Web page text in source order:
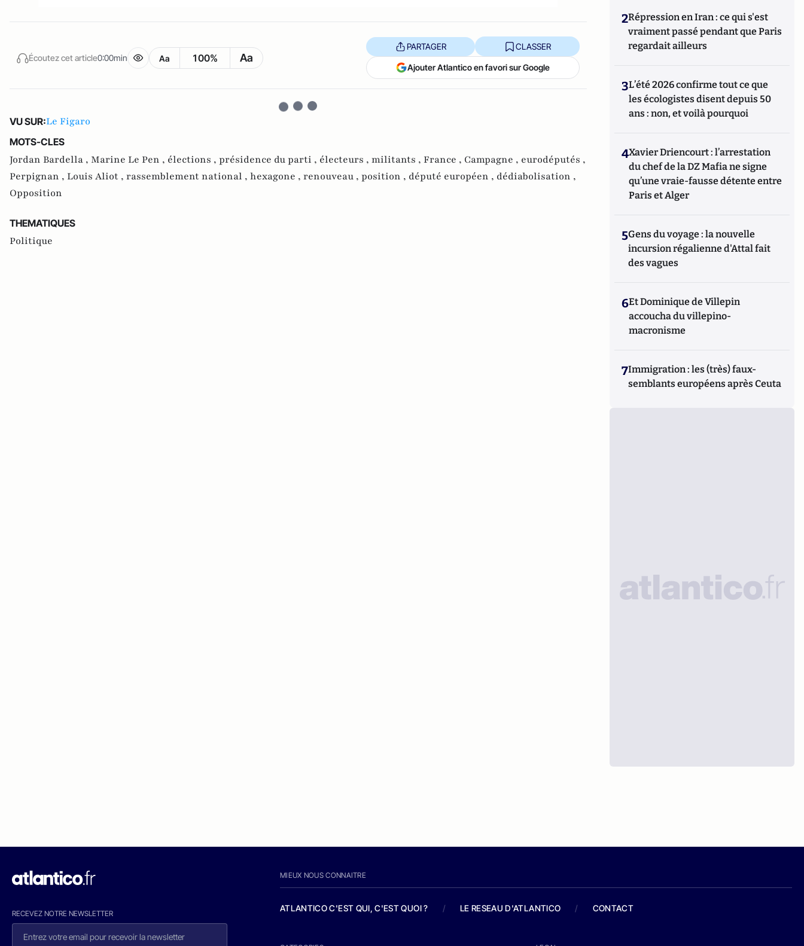
Écoutez cet article0:00min Aa 100% Aa
PARTAGER CLASSER
Ajouter Atlantico en favori sur Google
VU SUR:Le Figaro
MOTS-CLES
Jordan Bardella , Marine Le Pen , élections , présidence du parti , électeurs , militants , France , Campagne , eurodéputés ,
Perpignan , Louis Aliot , rassemblement national , hexagone , renouveau , position , député européen , dédiabolisation ,
Opposition
THEMATIQUES
Politique
2Répression en Iran : ce qui s'est
vraiment passé pendant que Paris
regardait ailleurs
3L’été 2026 confirme tout ce que
les écologistes disent depuis 50
ans : non, et voilà pourquoi
4Xavier Driencourt : l’arrestation
du chef de la DZ Mafia ne signe
qu’une vraie-fausse détente entre
Paris et Alger
5Gens du voyage : la nouvelle
incursion régalienne d'Attal fait
des vagues
6Et Dominique de Villepin
accoucha du villepino-
macronisme
7Immigration : les (très) faux-
semblants européens après Ceuta
RECEVEZ NOTRE NEWSLETTER
MIEUX NOUS CONNAITRE
ATLANTICO C'EST QUI, C'EST QUOI ? / LE RESEAU D'ATLANTICO / CONTACT